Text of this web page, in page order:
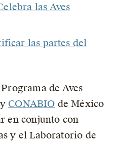
las Aves
las partes del
de Aves
y CONABIO de México
en conjunto con
y el Laboratorio de